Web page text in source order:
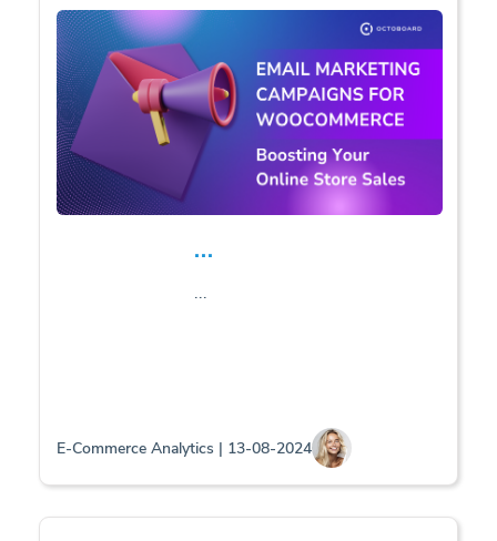
...
...
E-Commerce Analytics | 13-08-2024